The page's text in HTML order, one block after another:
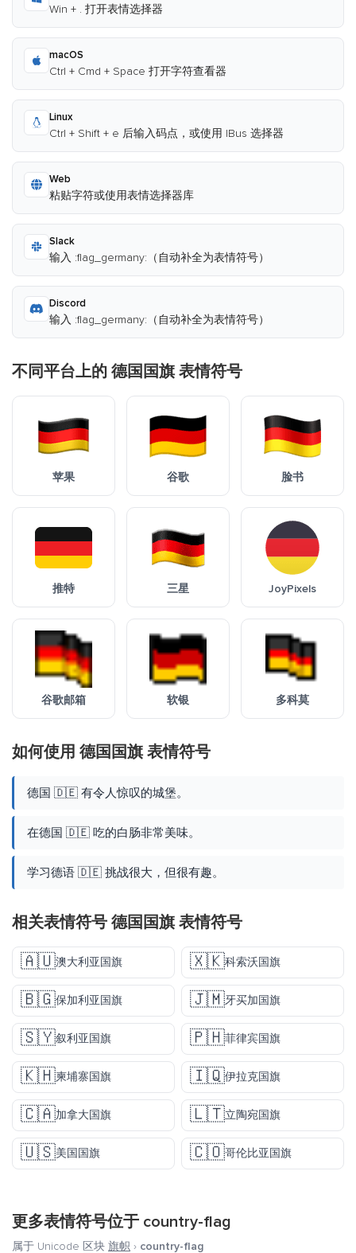
Win + . 打开表情选择器
macOS
Ctrl + Cmd + Space 打开字符查看器
Linux
Ctrl + Shift + e 后输入码点，或使用 IBus 选择器
Web
粘贴字符或使用表情选择器库
Slack
输入 :flag_germany:（自动补全为表情符号）
Discord
输入 :flag_germany:（自动补全为表情符号）
不同平台上的 德国国旗 表情符号
苹果 谷歌 脸书
推特 三星 JoyPixels
谷歌邮箱 软银 多科莫
如何使用 德国国旗 表情符号
德国 🇩🇪 有令人惊叹的城堡。
在德国 🇩🇪 吃的白肠非常美味。
学习德语 🇩🇪 挑战很大，但很有趣。
相关表情符号 德国国旗 表情符号
🇦🇺澳大利亚国旗 🇽🇰科索沃国旗
🇧🇬保加利亚国旗 🇯🇲牙买加国旗
🇸🇾叙利亚国旗 🇵🇭菲律宾国旗
🇰🇭柬埔寨国旗 🇮🇶伊拉克国旗
🇨🇦加拿大国旗 🇱🇹立陶宛国旗
🇺🇸美国国旗 🇨🇴哥伦比亚国旗
更多表情符号位于 country-flag
属于 Unicode 区块 旗帜 › country-flag